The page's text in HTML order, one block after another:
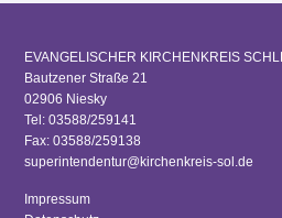
EVANGELISCHER KIRCHENKREIS
Bautzener Straße 21
02906 Niesky
Tel: 03588/259141
Fax: 03588/259138
superintendentur@kirchenkreis-sol.de
Impressum